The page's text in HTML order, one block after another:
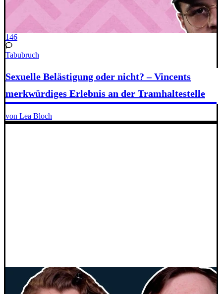
146
Tabubruch
Sexuelle Belästigung oder nicht? – Vincents
merkwürdiges Erlebnis an der Tramhaltestelle
von Lea Bloch